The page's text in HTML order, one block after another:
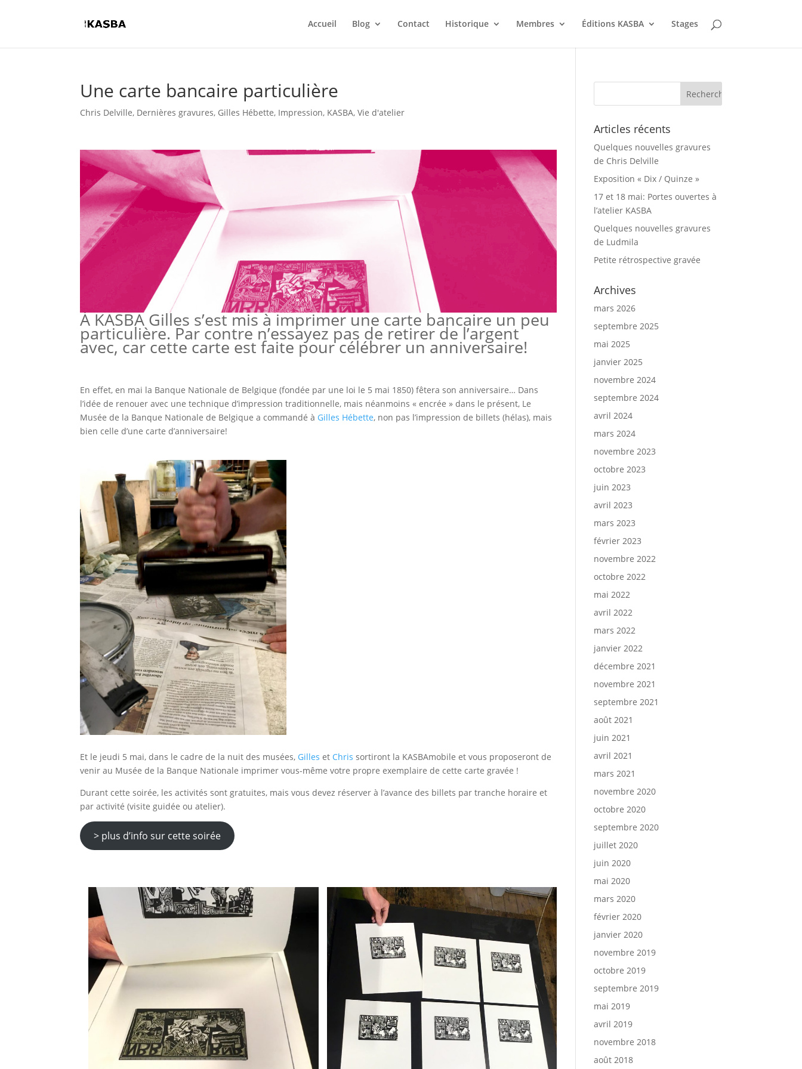
Accueil Blog Contact Historique Membres Éditions KASBA Stages
Une carte bancaire particulière
Chris Delville, Dernières gravures, Gilles Hébette, Impression, KASBA,Vie d'atelier
À KASBA Gilles s’est mis à imprimer une carte bancaire un peu
particulière. Par contre n’essayez pas de retirer de l’argent
avec, car cette carte est faite pour célébrer un anniversaire!
En effet, en mai la Banque Nationale de Belgique (fondée par une loi le 5 mai 1850) fêtera son anniversaire… Dans
l’idée de renouer avec une technique d’impression traditionnelle, mais néanmoins « encrée » dans le présent, Le
Musée de la Banque Nationale de Belgique a commandé à Gilles Hébette, non pas l’impression de billets (hélas), mais
bien celle d’une carte d’anniversaire!
Et le jeudi 5 mai, dans le cadre de la nuit des musées, Gilleset Chrissortiront la KASBAmobile et vous proposeront de
venir au Musée de la Banque Nationale imprimer vous-même votre propre exemplaire de cette carte gravée !
Durant cette soirée, les activités sont gratuites, mais vous devez réserver à l’avance des billets par tranche horaire et
par activité (visite guidée ou atelier).
> plus d’info sur cette soirée
Articles récents
Quelques nouvelles gravures
de Chris Delville
Exposition « Dix / Quinze »
17 et 18 mai: Portes ouvertes à
l’atelier KASBA
Quelques nouvelles gravures
de Ludmila
Petite rétrospective gravée
Archives
mars 2026
septembre 2025
mai 2025
janvier 2025
novembre 2024
septembre 2024
avril 2024
mars 2024
novembre 2023
octobre 2023
juin 2023
avril 2023
mars 2023
février 2023
novembre 2022
octobre 2022
mai 2022
avril 2022
mars 2022
janvier 2022
décembre 2021
novembre 2021
septembre 2021
août 2021
juin 2021
avril 2021
mars 2021
novembre 2020
octobre 2020
septembre 2020
juillet 2020
juin 2020
mai 2020
mars 2020
février 2020
janvier 2020
novembre 2019
octobre 2019
septembre 2019
mai 2019
avril 2019
novembre 2018
août 2018